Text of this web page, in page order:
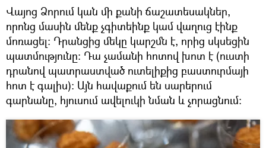
Վայոց Ձորում կան մի քանի ճաշատեսակներ,
որոնց մասին մենք չգիտեինք կամ վաղուց էինք
մոռացել։ Դրանցից մեկը կարշմն է, որից սկսեցին
պատմությունը։ Դա չամանի հոտով խոտ է (ուստի
դրանով պատրաստված ուտելիքից բաստուրմայի
հոտ է գալիս)։ Այն հավաքում են սարերում
գարնանը, հյուսում ավելուկի նման և չորացնում։